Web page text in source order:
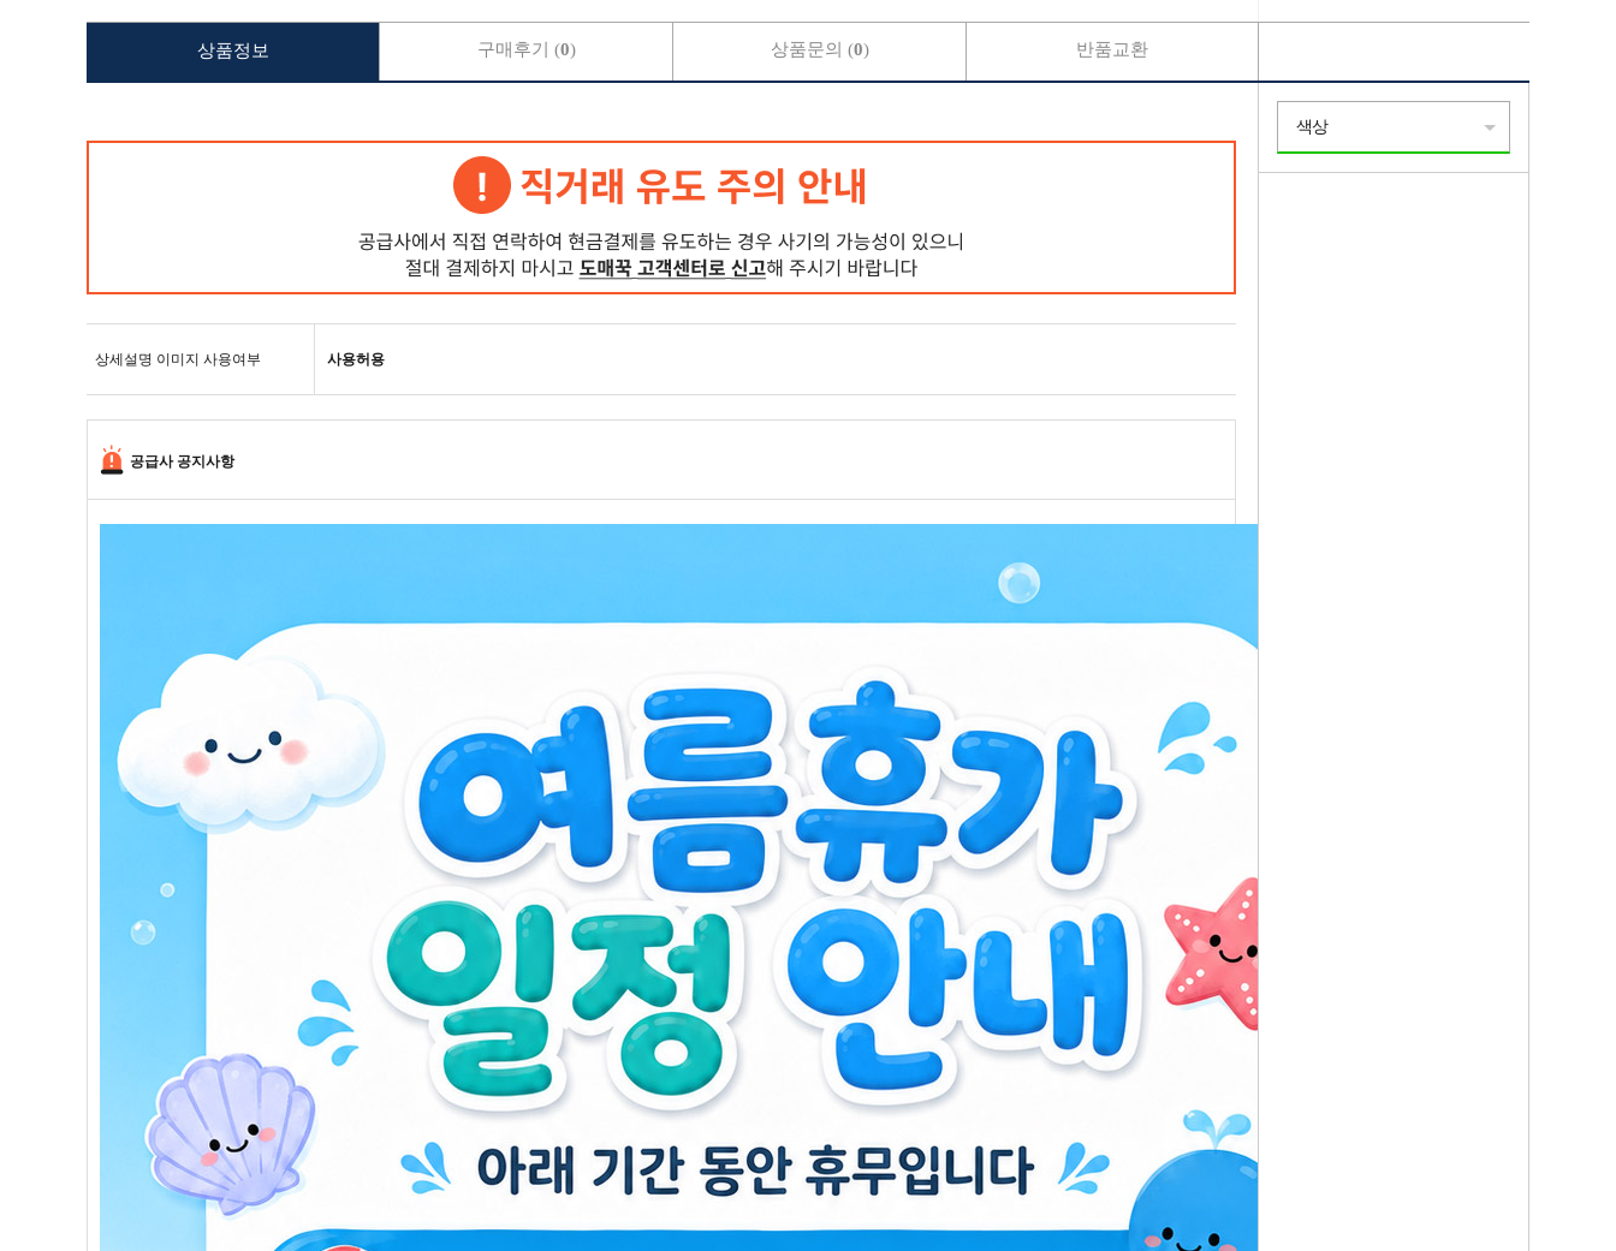
상세설명 이미지 사용여부 사용허용
공급사 공지사항
상품정보 구매후기 (0) 상품문의 (0) 반품교환
색상